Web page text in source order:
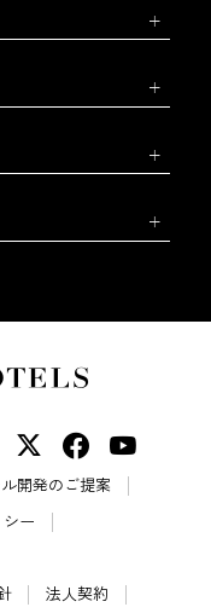
開発のご提案
ー
法人契約